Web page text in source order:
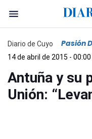
Diario de Cuyo Pasión
14 de abril de 2015 - 00:00
Antuña y su
Unión: